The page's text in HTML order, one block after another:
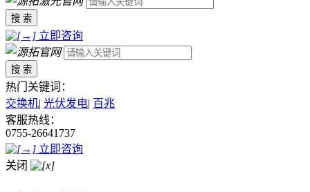
搜 索
立即咨询
搜 索
热门关键词：
交换机| 光伏发电| 百兆
客服热线：
0755-26641737
立即咨询
关闭